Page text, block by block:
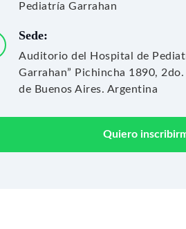
Pediatría Garrahan
Sede:
Auditorio del Hospital de
Garrahan” Pichincha 1890,
de Buenos Aires. Argentina
Quiero